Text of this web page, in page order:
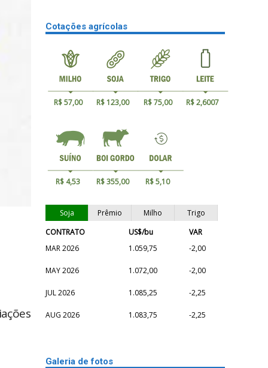
Cotações agrícolas
R$ 57,00 R$ 123,00 R$ 75,00 R$ 2,6007
R$ 4,53 R$ 355,00 R$ 5,10
Soja Prêmio Milho
Trigo
CONTRATO
US$/bu
VAR
MAR 2026
1.059,75 -2,00
MAY 2026 1.072,00 -2,00
JUL 2026 1.085,25 -2,25
AUG 2026 1.083,75 -2,25
Galeria de fotos